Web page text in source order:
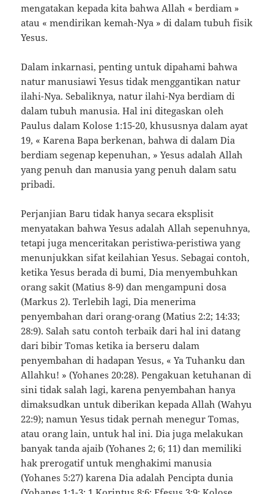
mengatakan kepada kita bahwa Allah « berdiam »
atau « mendirikan kemah-Nya » di dalam tubuh fisik
Yesus.
Dalam inkarnasi, penting untuk dipahami bahwa
natur manusiawi Yesus tidak menggantikan natur
ilahi-Nya. Sebaliknya, natur ilahi-Nya berdiam di
dalam tubuh manusia. Hal ini ditegaskan oleh
Paulus dalam Kolose 1:15-20, khususnya dalam ayat
19, « Karena Bapa berkenan, bahwa di dalam Dia
berdiam segenap kepenuhan, » Yesus adalah Allah
yang penuh dan manusia yang penuh dalam satu
pribadi.
Perjanjian Baru tidak hanya secara eksplisit
menyatakan bahwa Yesus adalah Allah sepenuhnya,
tetapi juga menceritakan peristiwa-peristiwa yang
menunjukkan sifat keilahian Yesus. Sebagai contoh,
ketika Yesus berada di bumi, Dia menyembuhkan
orang sakit (Matius 8-9) dan mengampuni dosa
(Markus 2). Terlebih lagi, Dia menerima
penyembahan dari orang-orang (Matius 2:2; 14:33;
28:9). Salah satu contoh terbaik dari hal ini datang
dari bibir Tomas ketika ia berseru dalam
penyembahan di hadapan Yesus, « Ya Tuhanku dan
Allahku! » (Yohanes 20:28). Pengakuan ketuhanan di
sini tidak salah lagi, karena penyembahan hanya
dimaksudkan untuk diberikan kepada Allah (Wahyu
22:9); namun Yesus tidak pernah menegur Tomas,
atau orang lain, untuk hal ini. Dia juga melakukan
banyak tanda ajaib (Yohanes 2; 6; 11) dan memiliki
hak prerogatif untuk menghakimi manusia
(Yohanes 5:27) karena Dia adalah Pencipta dunia